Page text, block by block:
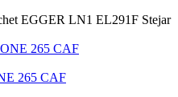
EGGER LN1 EL291F Stejar
265 CAF